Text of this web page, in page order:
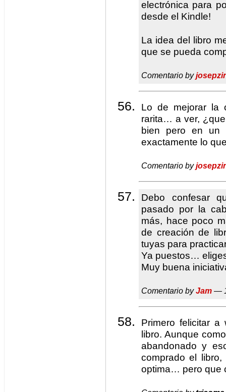
electrónica para
desde el Kindle!
La idea del libro
que se pueda
Comentario by
Lo de mejorar la
rarita… a ver,
bien pero en un
exactamente lo
Comentario by
Debo confesar
pasado por la
más, hace poco
de creación de
tuyas para
Ya puestos…
Muy buena
Comentario byJam —
Primero felicitar
libro. Aunque
abandonado y
comprado el
optima… pero que